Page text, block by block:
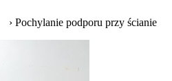
› Pochylanie podporu przy ścianie